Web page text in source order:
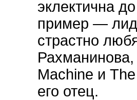
эклектична
пример —
страстно
Machine и
его отец.